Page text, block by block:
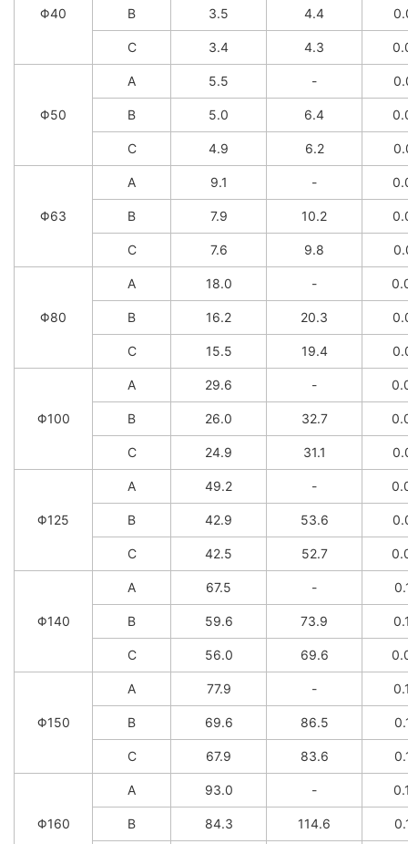
Φ40 B 3.5 4.4
C 3.4 4.3
Φ50
A 5.5 -
B 5.0 6.4
C 4.9 6.2
Φ63
A 9.1 -
B 7.9 10.2
C 7.6 9.8
Φ80
A 18.0 -
B 16.2 20.3
C 15.5 19.4
Φ100
A 29.6 -
B 26.0 32.7
C 24.9 31.1
Φ125
A 49.2 -
B 42.9 53.6
C 42.5 52.7
Φ140
A 67.5 -
B 59.6 73.9
C 56.0 69.6
Φ150
A 77.9 -
B 69.6 86.5
C 67.9 83.6
Φ160
A 93.0 -
B 84.3 114.6